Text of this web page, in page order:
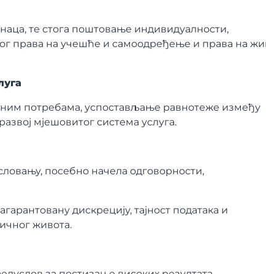
те стога поштовање индивидуалности,
права на учешће и самоодређење и права на
потребама, успостављање равнотеже између
мјешовитог система услуга.
посебно начела одговорности,
дискрецију, тајност података и
живота.